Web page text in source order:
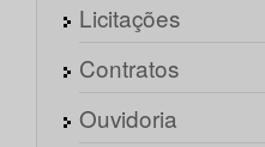
Licitações
Contratos
Ouvidoria